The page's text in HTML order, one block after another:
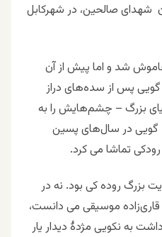
شهدای صالحین، در شهرکابل
شد و اما پیش از آن
گویی پس از سده‌های دراز
بزرگ – چشم‌هایش را به
گویی در سا‌ل‌های پسین
تماشا می کرد.
بزرگ روده کی بود. نه در
قاری‌زاده موسیقی می دانست،
به نکویی مژدۀ دیدار یار